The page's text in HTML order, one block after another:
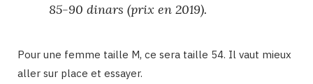
85-90 dinars (prix en 2019).
Pour une femme taille M, ce sera taille 54. Il vaut mieux
aller sur place et essayer.